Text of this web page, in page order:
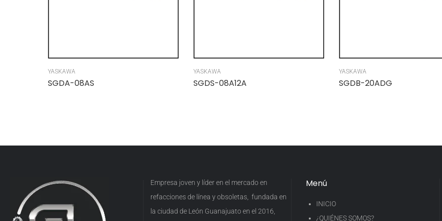
YASKAWA
SGDA-08AS
YASKAWA
SGDS-08A12A
YASKAWA
SGDB-20ADG
Empresa joven y líder en el mercado en
refacciones de línea y obsoletas, fundada en
la ciudad de León Guanajuato en el 2016,
Menú
INICIO
¿QUIÉNES SOMOS?